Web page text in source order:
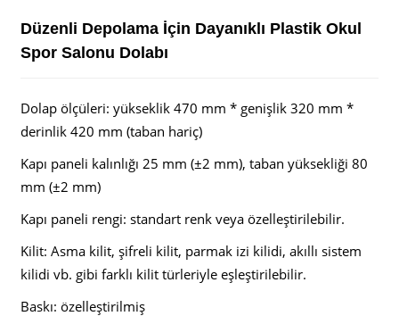
Düzenli Depolama İçin Dayanıklı Plastik Okul
Spor Salonu Dolabı
Dolap ölçüleri: yükseklik 470 mm * genişlik 320 mm *
derinlik 420 mm (taban hariç)
Kapı paneli kalınlığı 25 mm (±2 mm), taban yüksekliği 80
mm (±2 mm)
Kapı paneli rengi: standart renk veya özelleştirilebilir.
Kilit: Asma kilit, şifreli kilit, parmak izi kilidi, akıllı sistem
kilidi vb. gibi farklı kilit türleriyle eşleştirilebilir.
Baskı: özelleştirilmiş